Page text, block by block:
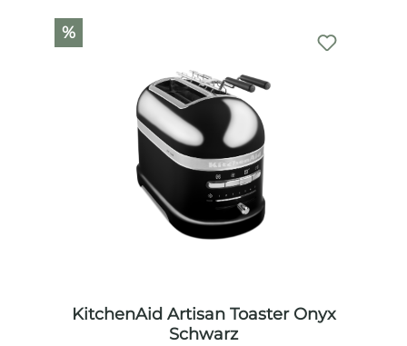
Produktgalerie überspringen
%
KitchenAid Artisan Toaster Onyx
Schwarz